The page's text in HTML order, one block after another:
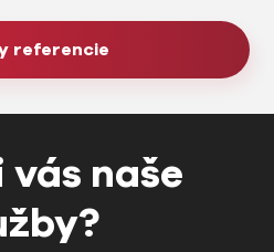
referencie
naše